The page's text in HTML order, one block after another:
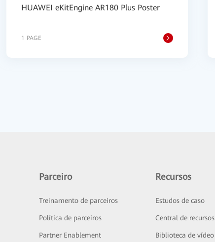
HUAWEI eKitEngine AR180 Plus Poster
1 PAGE
Parceiro
Treinamento de parceiros
Política de parceiros
Partner Enablement
Recursos
Estudos de caso
Central de recursos
Biblioteca de vídeo